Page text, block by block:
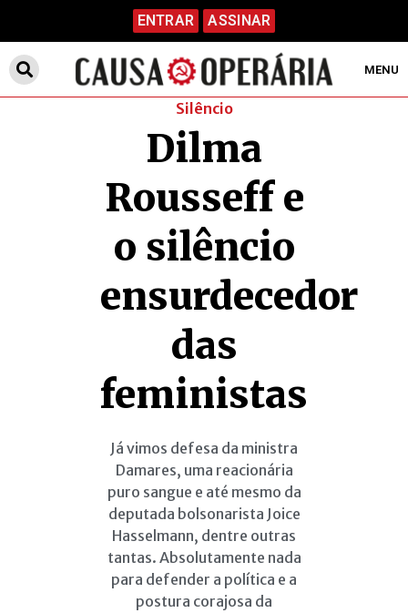
ENTRAR ASSINAR
MENU
Silêncio
Dilma
Rousseff e
o silêncio
ensurdecedor
das
feministas
Já vimos defesa da ministra
Damares, uma reacionária
puro sangue e até mesmo da
deputada bolsonarista Joice
Hasselmann, dentre outras
tantas. Absolutamente nada
para defender a política e a
postura corajosa da